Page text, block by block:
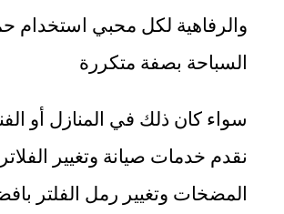
والرفاهية لكل محبي استخدام
السباحة بصفة متكررة
سواء كان ذلك في المنازل أو
نقدم خدمات صيانة وتغيير
المضخات وتغيير رمل الفلتر